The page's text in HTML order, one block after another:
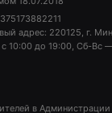
адрес: 220125, г.
10:00 до 19:00, Сб-Вс
в